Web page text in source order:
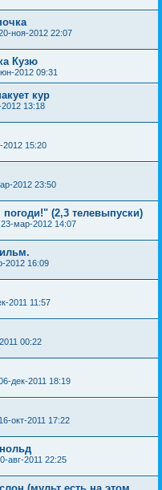
ноя-2012 22:07
Кузю
2012 09:31
кур
13:18
2012 15:20
2012 23:50
(2,3 телевыпуски)
23-мар-2012 14:07
2012 16:09
2011 11:57
00:22
дек-2011 18:19
16-окт-2011 17:22
авг-2011 22:25